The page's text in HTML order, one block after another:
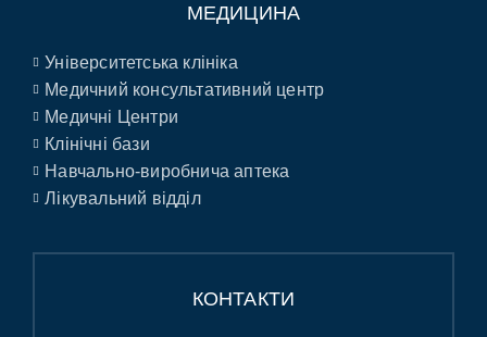
МЕДИЦИНА
Університетська клініка
Медичний консультативний центр
Медичні Центри
Клінічні бази
Навчально-виробнича аптека
Лікувальний відділ
КОНТАКТИ